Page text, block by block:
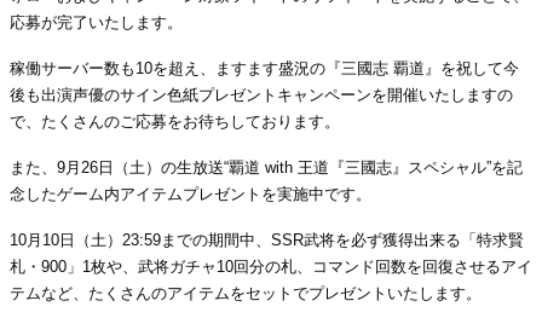
応募が完了いたします。
稼働サーバー数も10を超え、ますます盛況の『三國志 覇道』を祝して今
後も出演声優のサイン色紙プレゼントキャンペーンを開催いたしますの
で、たくさんのご応募をお待ちしております。
また、9月26日（土）の生放送“覇道 with 王道『三國志』スペシャル”を記
念したゲーム内アイテムプレゼントを実施中です。
10月10日（土）23:59までの期間中、SSR武将を必ず獲得出来る「特求賢
札・900」1枚や、武将ガチャ10回分の札、コマンド回数を回復させるアイ
テムなど、たくさんのアイテムをセットでプレゼントいたします。